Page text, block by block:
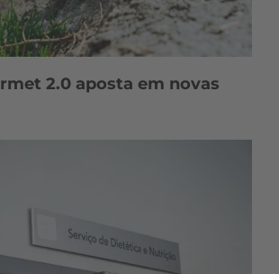
2.0 aposta em novas